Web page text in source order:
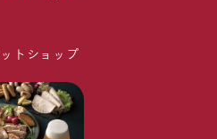
トショップ